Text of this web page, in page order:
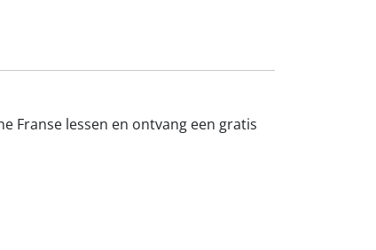
Franse lessen en ontvang een gratis